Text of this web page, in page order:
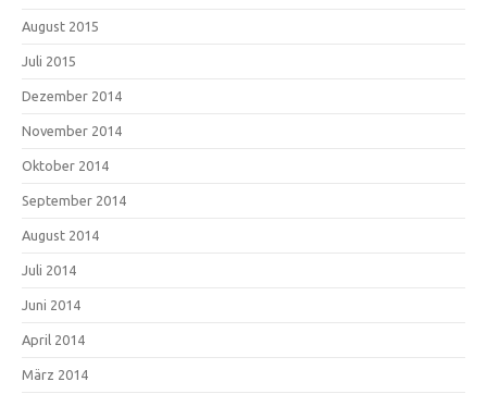
August 2015
Juli 2015
Dezember 2014
November 2014
Oktober 2014
September 2014
August 2014
Juli 2014
Juni 2014
April 2014
März 2014